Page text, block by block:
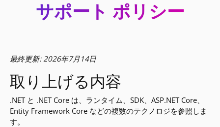
サポート ポリシー
最終更新: 2026年7月14日
取り上げる内容
.NET と .NET Core は、ランタイム、SDK、ASP.NET Core、
Entity Framework Core などの複数のテクノロジを参照しま
す。